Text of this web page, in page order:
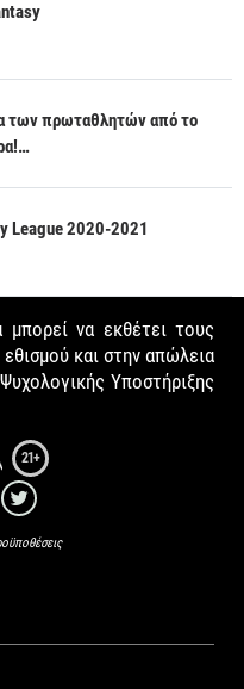
των πρωταθλητών από το
League 2020-2021
να εκθέτει τους
και στην απώλεια
Υποστήριξης
21+